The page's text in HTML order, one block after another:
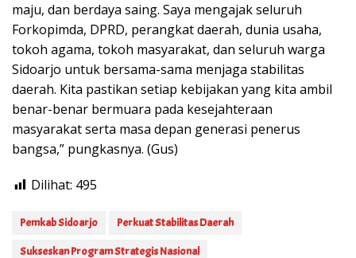
maju, dan berdaya saing. Saya mengajak seluruh
Forkopimda, DPRD, perangkat daerah, dunia usaha,
tokoh agama, tokoh masyarakat, dan seluruh warga
Sidoarjo untuk bersama-sama menjaga stabilitas
daerah. Kita pastikan setiap kebijakan yang kita ambil
benar-benar bermuara pada kesejahteraan
masyarakat serta masa depan generasi penerus
bangsa,” pungkasnya. (Gus)
Dilihat: 495
Pemkab Sidoarjo Perkuat Stabilitas Daerah
Sukseskan Program Strategis Nasional